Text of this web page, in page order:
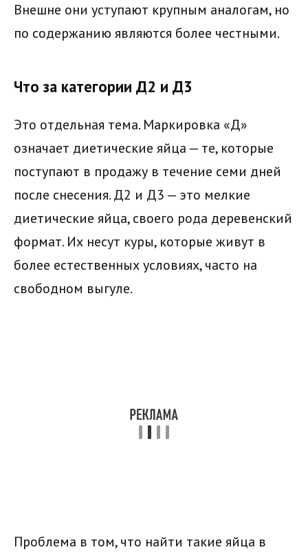
Внешне они уступают крупным аналогам, но
по содержанию являются более честными.
Что за категории Д2 и Д3
Это отдельная тема. Маркировка «Д»
означает диетические яйца — те, которые
поступают в продажу в течение семи дней
после снесения. Д2 и Д3 — это мелкие
диетические яйца, своего рода деревенский
формат. Их несут куры, которые живут в
более естественных условиях, часто на
свободном выгуле.
Проблема в том, что найти такие яйца в